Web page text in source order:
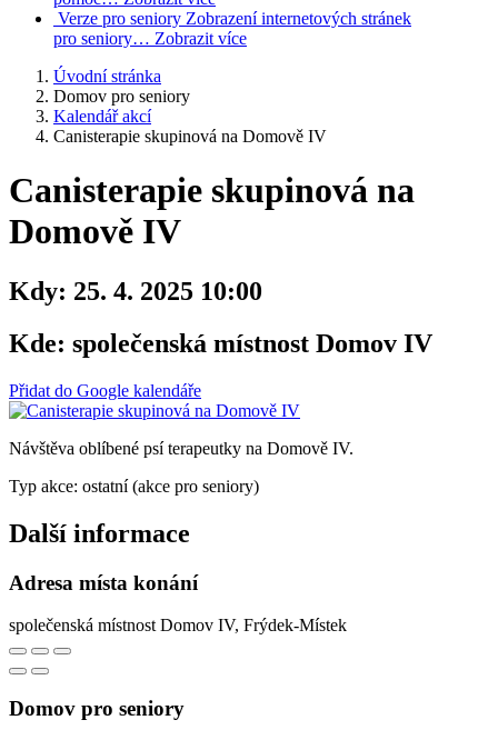
Verze pro seniory Zobrazení internetových stránek
pro seniory… Zobrazit více
Úvodní stránka
Domov pro seniory
Kalendář akcí
Canisterapie skupinová na Domově IV
Canisterapie skupinová na
Domově IV
Kdy: 25. 4. 2025 10:00
Kde: společenská místnost Domov IV
Přidat do Google kalendáře
Návštěva oblíbené psí terapeutky na Domově IV.
Typ akce: ostatní (akce pro seniory)
Další informace
Adresa místa konání
společenská místnost Domov IV, Frýdek-Místek
Domov pro seniory